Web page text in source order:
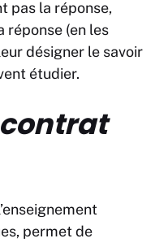
pas la réponse,
réponse (en les
désigner le savoir
étudier.
permet de